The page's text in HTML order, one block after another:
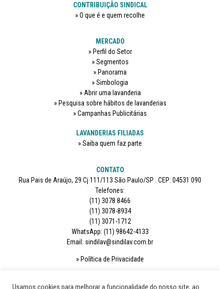
CONTRIBUIÇÃO SINDICAL
O que é e quem recolhe
MERCADO
Perfil do Setor
Segmentos
Panorama
Simbologia
Abrir uma lavanderia
Pesquisa sobre hábitos de lavanderias
Campanhas Publicitárias
LAVANDERIAS FILIADAS
Saiba quem faz parte
CONTATO
Rua Pais de Araújo, 29 Cj 111/113 São Paulo/SP . CEP: 04531 090
Telefones:
(11) 3078 8466
(11) 3078-8934
(11) 3071-1712
WhatsApp: (11) 98642-4133
Email: sindilav@sindilav.com.br
Política de Privacidade
Usamos cookies para melhorar a funcionalidade do nosso site, ao